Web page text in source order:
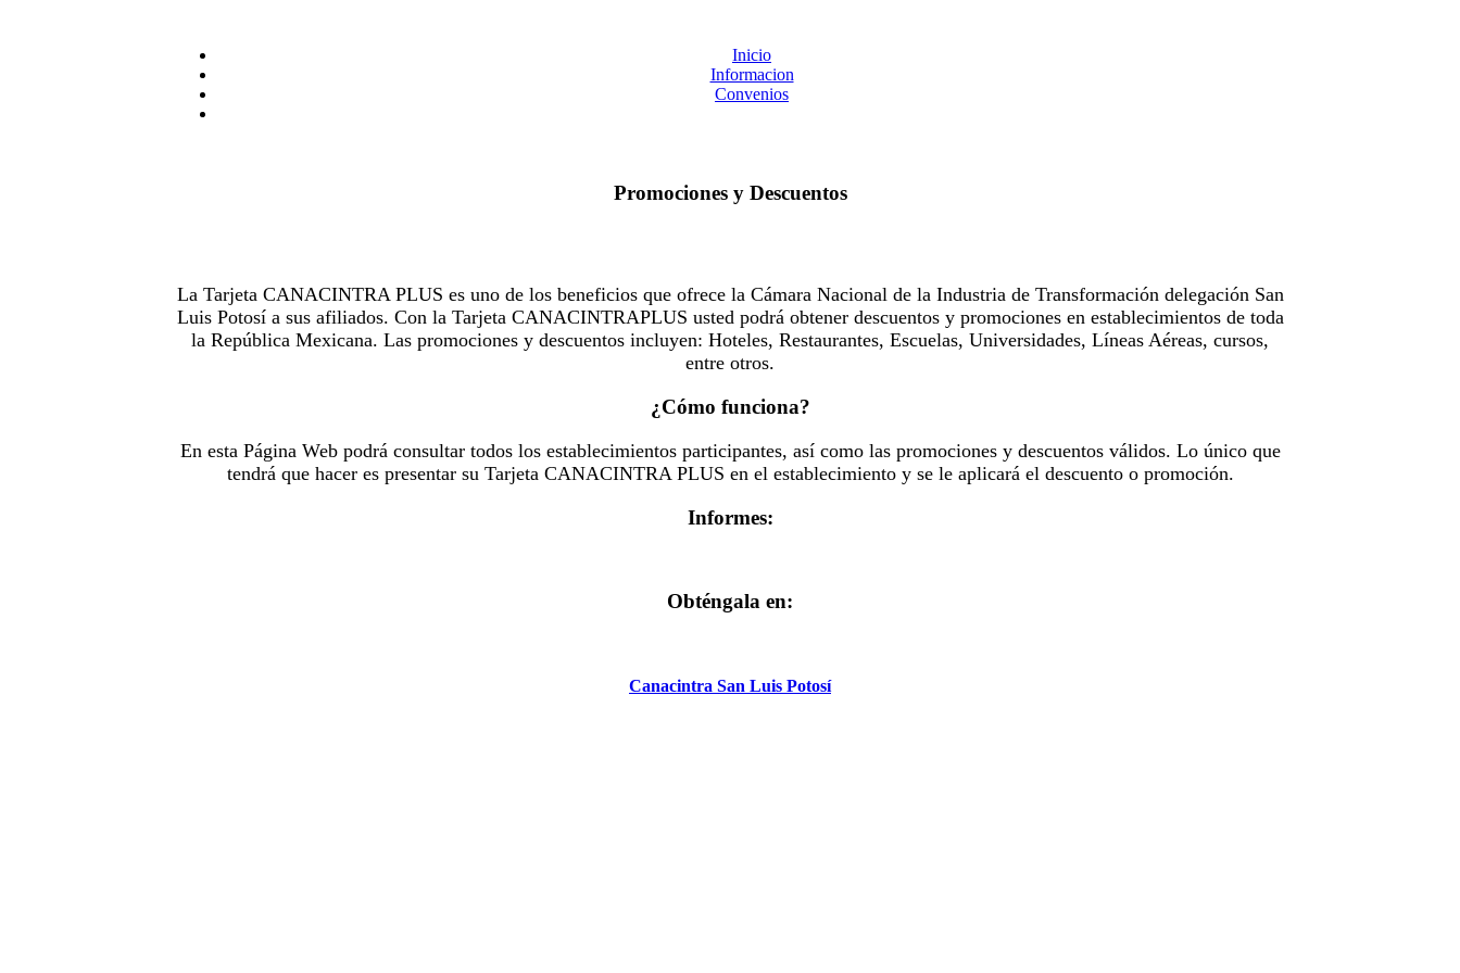
Inicio
Informacion
Convenios
Promociones y Descuentos
La Tarjeta CANACINTRA PLUS es uno de los beneficios que ofrece la Cámara Nacional de la Industria de Transformación delegación San
Luis Potosí a sus afiliados. Con la Tarjeta CANACINTRAPLUS usted podrá obtener descuentos y promociones en establecimientos de toda
la República Mexicana. Las promociones y descuentos incluyen: Hoteles, Restaurantes, Escuelas, Universidades, Líneas Aéreas, cursos,
entre otros.
¿Cómo funciona?
En esta Página Web podrá consultar todos los establecimientos participantes, así como las promociones y descuentos válidos. Lo único que
tendrá que hacer es presentar su Tarjeta CANACINTRA PLUS en el establecimiento y se le aplicará el descuento o promoción.
Informes:
Obténgala en:
Canacintra San Luis Potosí